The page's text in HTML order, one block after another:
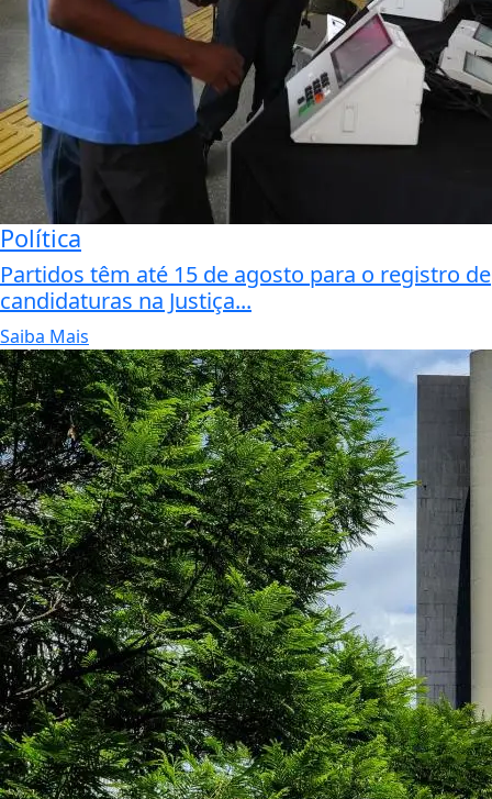
Política
Partidos têm até 15 de agosto para o registro de
candidaturas na Justiça...
Saiba Mais